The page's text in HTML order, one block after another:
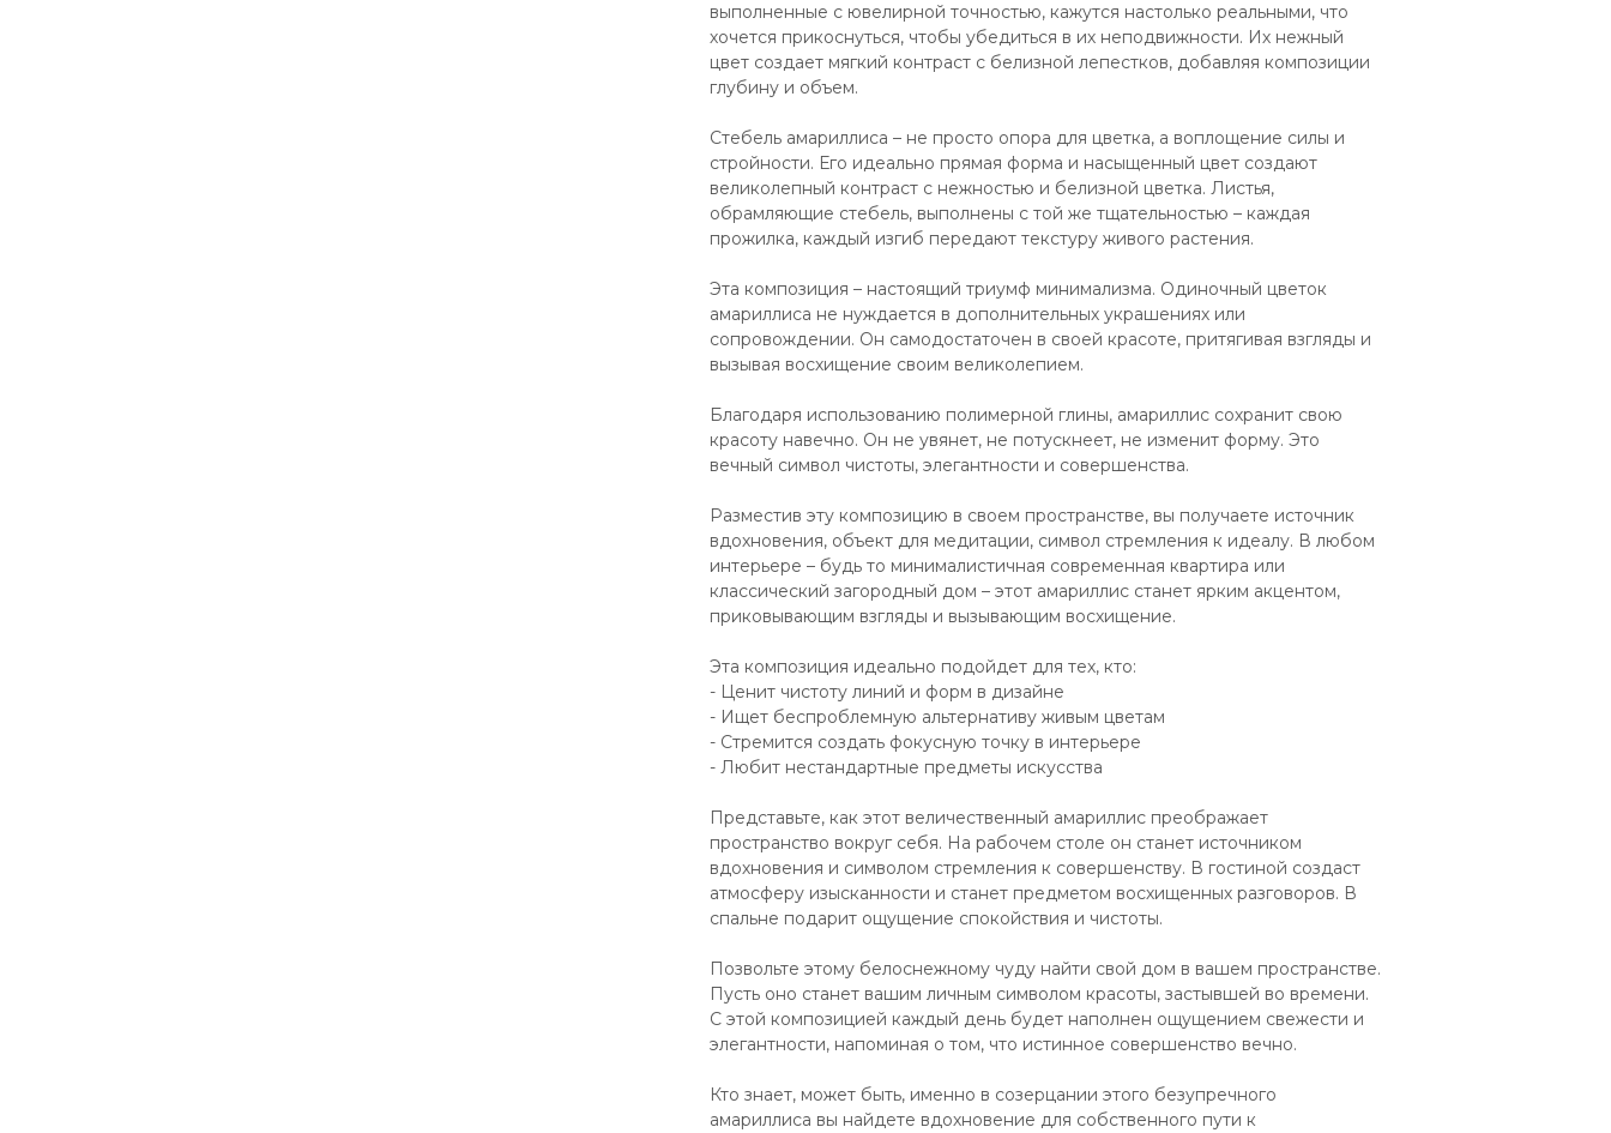
выполненные с ювелирной точностью, кажутся настолько реальными, что
хочется прикоснуться, чтобы убедиться в их неподвижности. Их нежный
цвет создает мягкий контраст с белизной лепестков, добавляя композиции
глубину и объем.
Стебель амариллиса – не просто опора для цветка, а воплощение силы и
стройности. Его идеально прямая форма и насыщенный цвет создают
великолепный контраст с нежностью и белизной цветка. Листья,
обрамляющие стебель, выполнены с той же тщательностью – каждая
прожилка, каждый изгиб передают текстуру живого растения.
Эта композиция – настоящий триумф минимализма. Одиночный цветок
амариллиса не нуждается в дополнительных украшениях или
сопровождении. Он самодостаточен в своей красоте, притягивая взгляды и
вызывая восхищение своим великолепием.
Благодаря использованию полимерной глины, амариллис сохранит свою
красоту навечно. Он не увянет, не потускнеет, не изменит форму. Это
вечный символ чистоты, элегантности и совершенства.
Разместив эту композицию в своем пространстве, вы получаете источник
вдохновения, объект для медитации, символ стремления к идеалу. В любом
интерьере – будь то минималистичная современная квартира или
классический загородный дом – этот амариллис станет ярким акцентом,
приковывающим взгляды и вызывающим восхищение.
Эта композиция идеально подойдет для тех, кто:
- Ценит чистоту линий и форм в дизайне
- Ищет беспроблемную альтернативу живым цветам
- Стремится создать фокусную точку в интерьере
- Любит нестандартные предметы искусства
Представьте, как этот величественный амариллис преображает
пространство вокруг себя. На рабочем столе он станет источником
вдохновения и символом стремления к совершенству. В гостиной создаст
атмосферу изысканности и станет предметом восхищенных разговоров. В
спальне подарит ощущение спокойствия и чистоты.
Позвольте этому белоснежному чуду найти свой дом в вашем пространстве.
Пусть оно станет вашим личным символом красоты, застывшей во времени.
С этой композицией каждый день будет наполнен ощущением свежести и
элегантности, напоминая о том, что истинное совершенство вечно.
Кто знает, может быть, именно в созерцании этого безупречного
амариллиса вы найдете вдохновение для собственного пути к